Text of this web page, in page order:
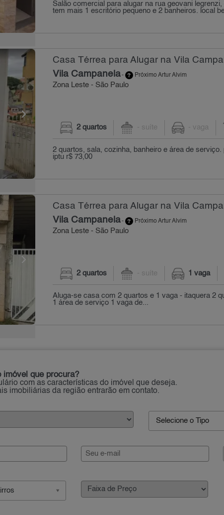
Salão comercial para alugar na rua geovani
tem mais 1 escritório pequeno e 2 banheiros. local
Casa Térrea para Alugar na Vila
Vila Campanela- Próximo Artur Alvim
Zona Leste - São Paulo
2 quartos - suíte - vaga
2 quartos, sala, cozinha, banheiro e área de
iptu r$ 73,00
Casa Térrea para Alugar na Vila
Vila Campanela- Próximo Artur Alvim
Zona Leste - São Paulo
2 quartos - suíte 1 vaga
Aluga-se casa com 2 quartos e 1 vaga - itaquera 2
1 área de serviço 1 vaga de...
imóvel que procura?
com as características do imóvel que deseja.
imobiliárias da região entrarão em contato.
Selecione o Tipo